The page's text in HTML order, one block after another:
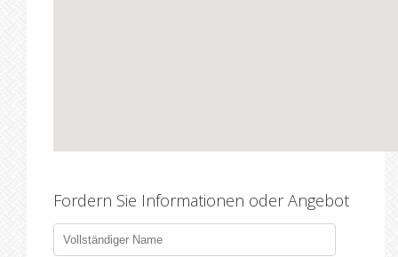
Fordern Sie Informationen oder Angebot